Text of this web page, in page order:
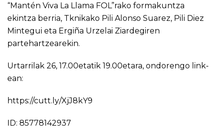
“Mantén Viva La Llama FOL”rako formakuntza
ekintza berria, Tknikako Pili Alonso Suarez, Pili Diez
Mintegui eta Ergiña Urzelai Ziardegiren
partehartzearekin.
Urtarrilak 26, 17.00etatik 19.00etara, ondorengo link-
ean:
https://cutt.ly/XjJ8kY9
ID: 85778142937